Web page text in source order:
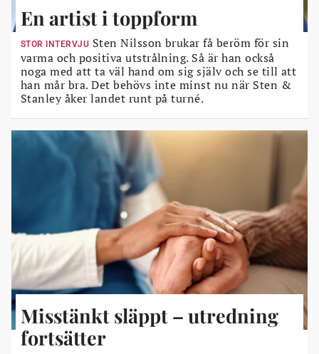
En artist i toppform
STOR INTERVJU Sten Nilsson brukar få beröm för sin
varma och positiva utstrålning. Så är han också
noga med att ta väl hand om sig själv och se till att
han mår bra. Det behövs inte minst nu när Sten &
Stanley åker landet runt på turné.
Misstänkt släppt – utredning
fortsätter